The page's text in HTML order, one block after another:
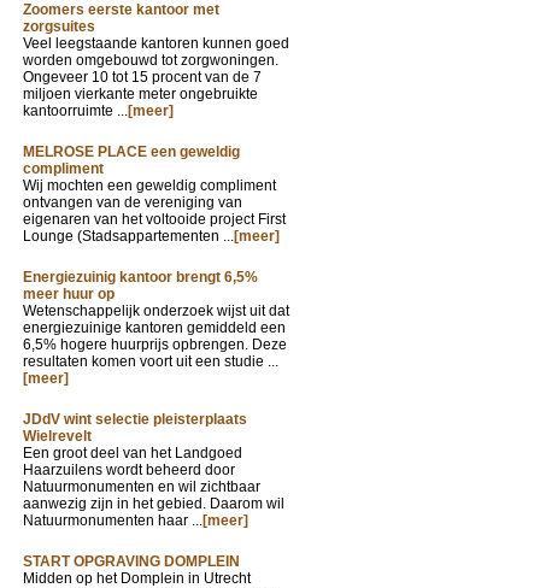
Zoomers eerste kantoor met
zorgsuites
Veel leegstaande kantoren kunnen goed
worden omgebouwd tot zorgwoningen.
Ongeveer 10 tot 15 procent van de 7
miljoen vierkante meter ongebruikte
kantoorruimte ...[meer]
MELROSE PLACE een geweldig
compliment
Wij mochten een geweldig compliment
ontvangen van de vereniging van
eigenaren van het voltooide project First
Lounge (Stadsappartementen ...[meer]
Energiezuinig kantoor brengt 6,5%
meer huur op
Wetenschappelijk onderzoek wijst uit dat
energiezuinige kantoren gemiddeld een
6,5% hogere huurprijs opbrengen. Deze
resultaten komen voort uit een studie ...
[meer]
JDdV wint selectie pleisterplaats
Wielrevelt
Een groot deel van het Landgoed
Haarzuilens wordt beheerd door
Natuurmonumenten en wil zichtbaar
aanwezig zijn in het gebied. Daarom wil
Natuurmonumenten haar ...[meer]
START OPGRAVING DOMPLEIN
Midden op het Domplein in Utrecht